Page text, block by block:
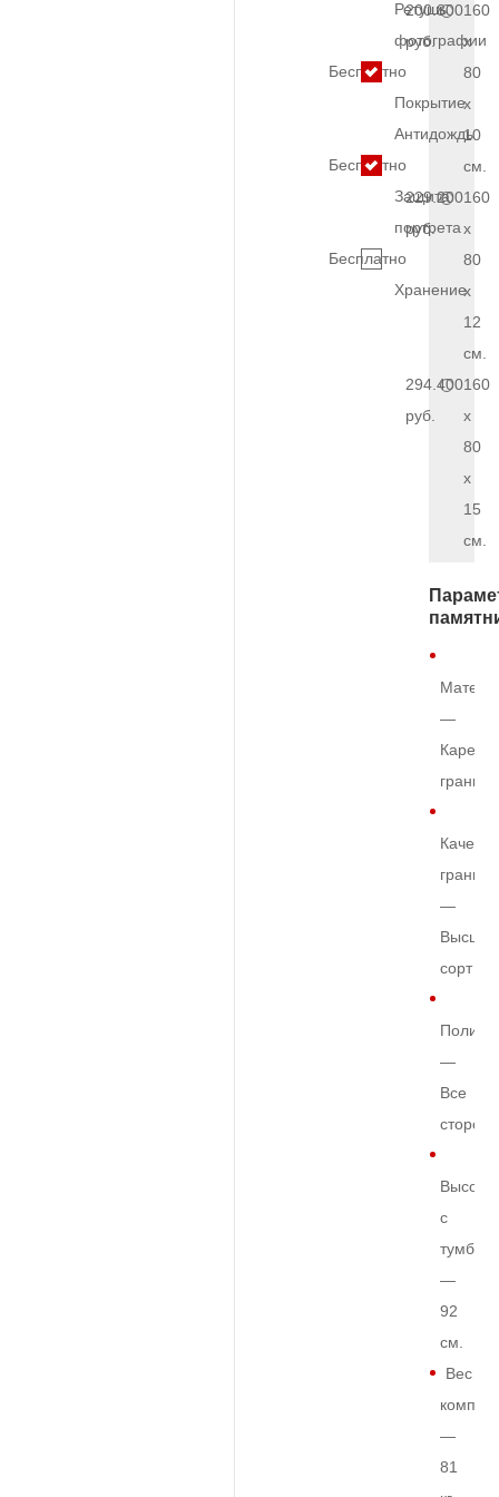
Ретушь
фотографии
Бесплатно
Покрытие
Антидождь
Бесплатно
Защита
портрета
Бесплатно
Хранение
200.800
руб.
160
x
80
x
10
см.
229.200
руб.
160
x
80
x
12
см.
294.400
руб.
160
x
80
x
15
см.
—
гранит
гранита
—
Высший
сорт
—
Все
Высота
с
тумбой
—
92
см.
Вес
—
81